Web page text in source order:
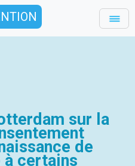
sur la
de
à certains